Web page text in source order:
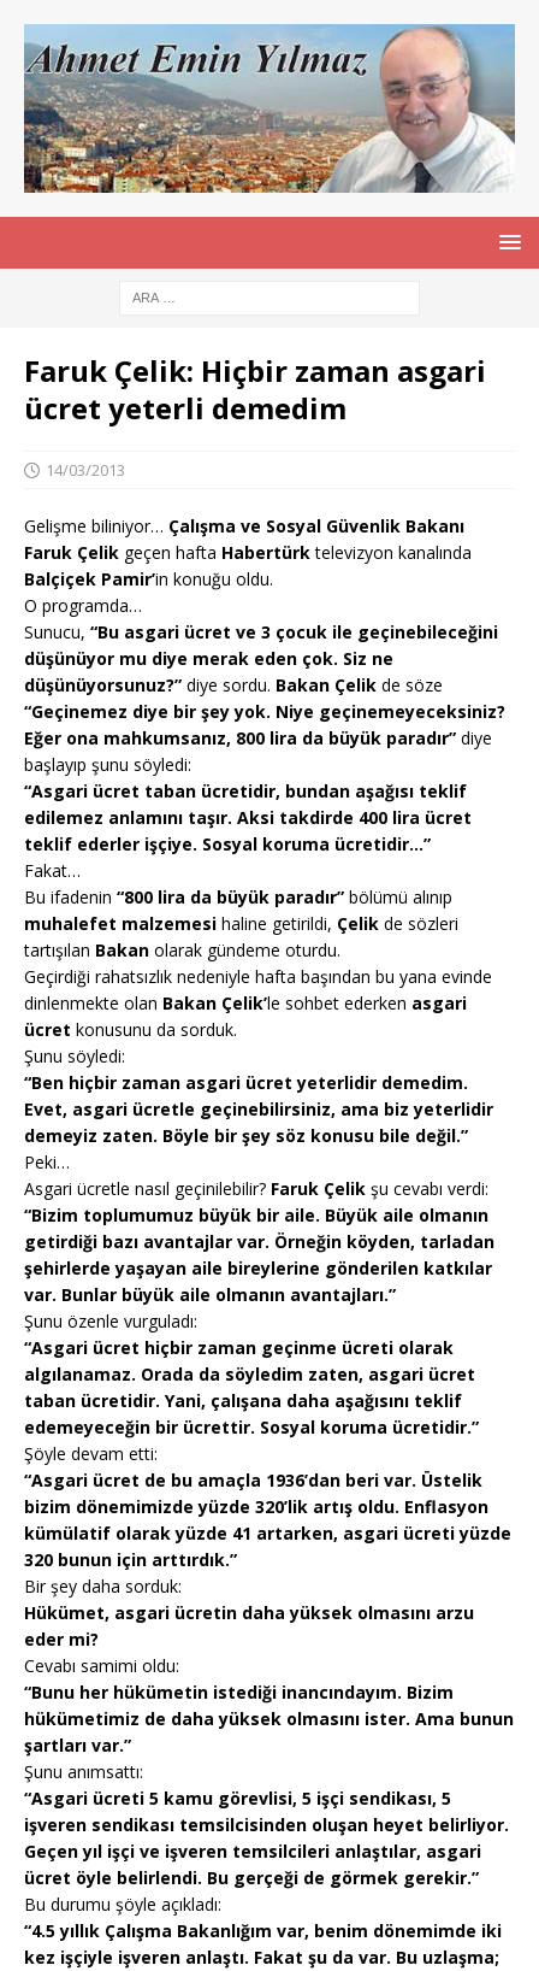
Faruk Çelik: Hiçbir zaman asgari
ücret yeterli demedim
14/03/2013
Gelişme biliniyor… Çalışma ve Sosyal Güvenlik Bakanı
Faruk Çelik geçen hafta Habertürktelevizyon kanalında
Balçiçek Pamir’in konuğu oldu.
O programda…
Sunucu, “Bu asgari ücret ve 3 çocuk ile geçinebileceğini
düşünüyor mu diye merak eden çok. Siz ne
düşünüyorsunuz?” diye sordu. Bakan Çelik de söze
“Geçinemez diye bir şey yok. Niye geçinemeyeceksiniz?
Eğer ona mahkumsanız, 800 lira da büyük paradır” diye
başlayıp şunu söyledi:
“Asgari ücret taban ücretidir, bundan aşağısı teklif
edilemez anlamını taşır. Aksi takdirde 400 lira ücret
teklif ederler işçiye. Sosyal koruma ücretidir…”
Fakat…
Bu ifadenin “800 lira da büyük paradır” bölümü alınıp
muhalefet malzemesi haline getirildi, Çelik de sözleri
tartışılan Bakan olarak gündeme oturdu.
Geçirdiği rahatsızlık nedeniyle hafta başından bu yana evinde
dinlenmekte olan Bakan Çelik’le sohbet ederken asgari
ücret konusunu da sorduk.
Şunu söyledi:
“Ben hiçbir zaman asgari ücret yeterlidir demedim.
Evet, asgari ücretle geçinebilirsiniz, ama biz yeterlidir
demeyiz zaten. Böyle bir şey söz konusu bile değil.”
Peki…
Asgari ücretle nasıl geçinilebilir? Faruk Çelik şu cevabı verdi:
“Bizim toplumumuz büyük bir aile. Büyük aile olmanın
getirdiği bazı avantajlar var. Örneğin köyden, tarladan
şehirlerde yaşayan aile bireylerine gönderilen katkılar
var. Bunlar büyük aile olmanın avantajları.”
Şunu özenle vurguladı:
“Asgari ücret hiçbir zaman geçinme ücreti olarak
algılanamaz. Orada da söyledim zaten, asgari ücret
taban ücretidir. Yani, çalışana daha aşağısını teklif
edemeyeceğin bir ücrettir. Sosyal koruma ücretidir.”
Şöyle devam etti:
“Asgari ücret de bu amaçla 1936’dan beri var. Üstelik
bizim dönemimizde yüzde 320’lik artış oldu. Enflasyon
kümülatif olarak yüzde 41 artarken, asgari ücreti yüzde
320 bunun için arttırdık.”
Bir şey daha sorduk:
Hükümet, asgari ücretin daha yüksek olmasını arzu
eder mi?
Cevabı samimi oldu:
“Bunu her hükümetin istediği inancındayım. Bizim
hükümetimiz de daha yüksek olmasını ister. Ama bunun
şartları var.”
Şunu anımsattı:
“Asgari ücreti 5 kamu görevlisi, 5 işçi sendikası, 5
işveren sendikası temsilcisinden oluşan heyet belirliyor.
Geçen yıl işçi ve işveren temsilcileri anlaştılar, asgari
ücret öyle belirlendi. Bu gerçeği de görmek gerekir.”
Bu durumu şöyle açıkladı:
“4.5 yıllık Çalışma Bakanlığım var, benim dönemimde iki
kez işçiyle işveren anlaştı. Fakat şu da var. Bu uzlaşma;